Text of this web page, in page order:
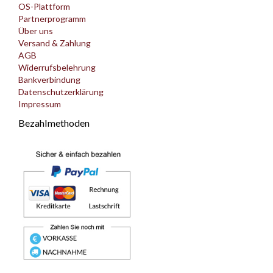
OS-Plattform
Partnerprogramm
Über uns
Versand & Zahlung
AGB
Widerrufsbelehrung
Bankverbindung
Datenschutzerklärung
Impressum
Bezahlmethoden